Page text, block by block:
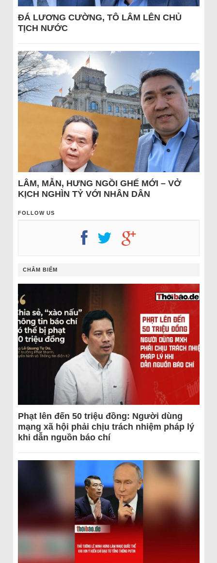
ĐÁ LƯƠNG CƯỜNG, TÔ LÂM LÊN CHỦ
TỊCH NƯỚC
LÂM, MẪN, HƯNG NGỒI GHẾ MỚI – VỞ
KỊCH NGHÌN TỶ VỚI NHÂN DÂN
FOLLOW US
CHÂM BIẾM
Phạt lên đến 50 triệu đồng: Người dùng
mạng xã hội phải chịu trách nhiệm pháp lý
khi dẫn nguồn báo chí